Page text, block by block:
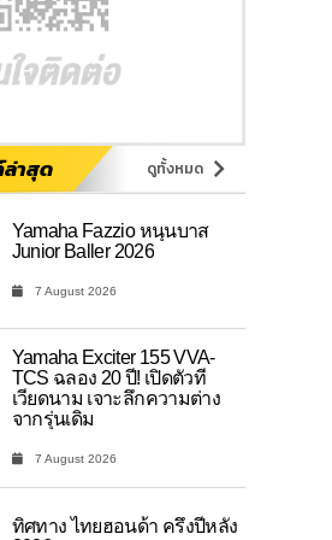
ล่าสุด ดูทั้งหมด
Yamaha Fazzio หนุนบาส
Junior Baller 2026
7 August 2026
Yamaha Exciter 155 VVA-
TCS ฉลอง 20 ปี! เปิดตัวที่
เวียดนาม เจาะลึกความต่าง
จากรุ่นเดิม
7 August 2026
ทิศทาง ไทยฮอนด้า ครึ่งปีหลัง